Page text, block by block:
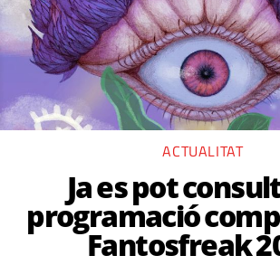
ACTUALITAT
Ja es pot
programació
Fantosfreak